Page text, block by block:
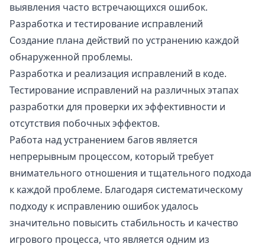
выявления часто встречающихся ошибок.
Разработка и тестирование исправлений
Создание плана действий по устранению каждой
обнаруженной проблемы.
Разработка и реализация исправлений в коде.
Тестирование исправлений на различных этапах
разработки для проверки их эффективности и
отсутствия побочных эффектов.
Работа над устранением багов является
непрерывным процессом, который требует
внимательного отношения и тщательного подхода
к каждой проблеме. Благодаря систематическому
подходу к исправлению ошибок удалось
значительно повысить стабильность и качество
игрового процесса, что является одним из